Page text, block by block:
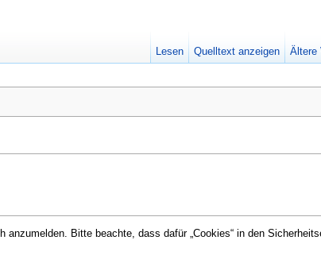
Bitte beachte, dass dafür „Cookies“ in den
Lesen Quelltext anzeigen Ältere